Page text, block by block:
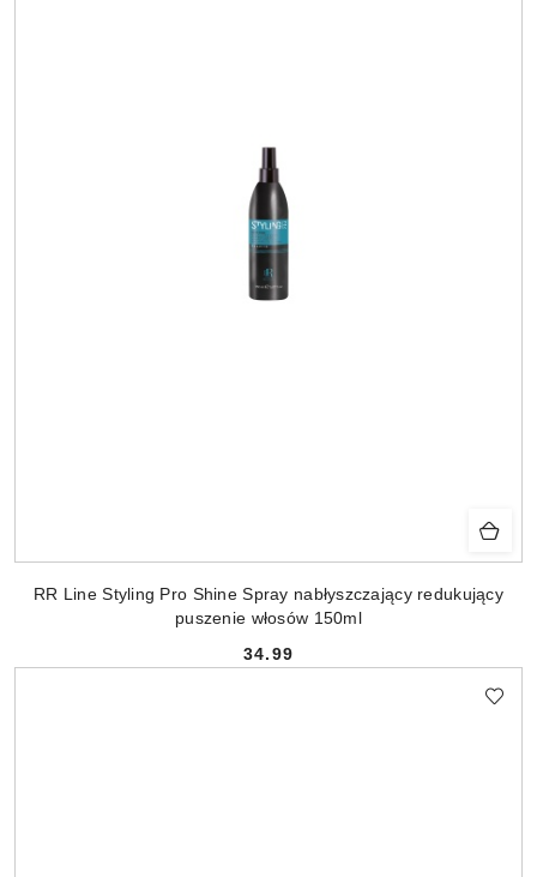
RR Line Styling Pro Shine Spray nabłyszczający redukujący
puszenie włosów 150ml
Cena:
34.99